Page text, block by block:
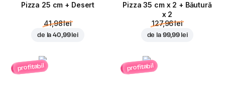
Pizza 25 cm + Desert
41,98 lei
de la40,99 lei
Pizza 35 cm x 2 + Băutură
x 2
127,96 lei
de la 99,99 lei
profitabil profitabil